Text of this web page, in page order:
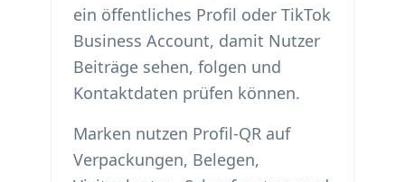
ein öffentliches Profil oder TikTok
Business Account, damit Nutzer
Beiträge sehen, folgen und
Kontaktdaten prüfen können.
Marken nutzen Profil-QR auf
Verpackungen, Belegen,